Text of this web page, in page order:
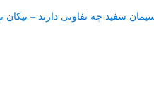
سفید چه تفاوتی دارند – نیکان